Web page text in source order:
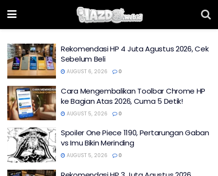
Rekomendasi HP 4 Juta Agustus 2026, Cek
Sebelum Beli
AUGUST 6, 2026 0
Cara Mengembalikan Toolbar Chrome HP
ke Bagian Atas 2026, Cuma 5 Detik!
AUGUST 5, 2026 0
Spoiler One Piece 1190, Pertarungan Gaban
vs Imu Bikin Merinding
AUGUST 5, 2026 0